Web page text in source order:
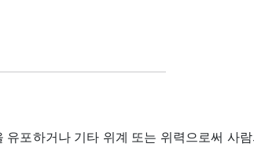
포하거나 기타 위계 또는 위력으로써 사